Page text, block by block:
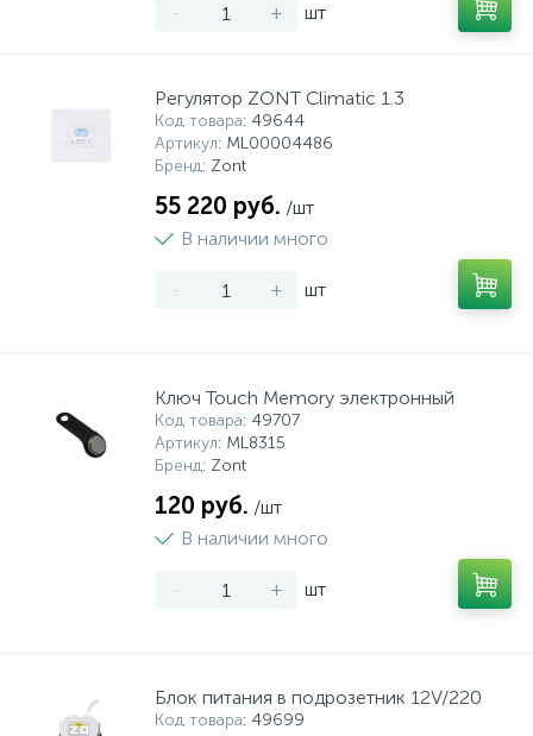
- + шт
Регулятор ZONT Climatic 1.3
Код товара: 49644
Артикул: ML00004486
Бренд: Zont
55 220 руб. /шт
В наличии много
- + шт
Ключ Touch Memory электронный
Код товара: 49707
Артикул: ML8315
Бренд: Zont
120 руб. /шт
В наличии много
- + шт
Блок питания в подрозетник 12V/220
Код товара: 49699